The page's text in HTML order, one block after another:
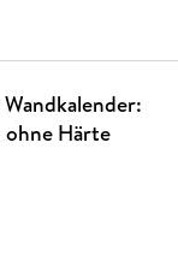
Härte